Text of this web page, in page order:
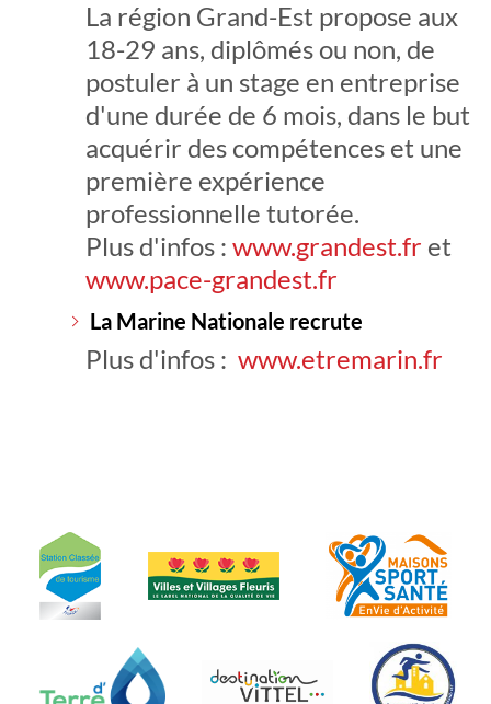
La région Grand-Est propose aux
18-29 ans, diplômés ou non, de
postuler à un stage en entreprise
d'une durée de 6 mois, dans le but
acquérir des compétences et une
première expérience
professionnelle tutorée.
Plus d'infos : www.grandest.fr et
www.pace-grandest.fr
La Marine Nationale recrute
Plus d'infos : www.etremarin.fr